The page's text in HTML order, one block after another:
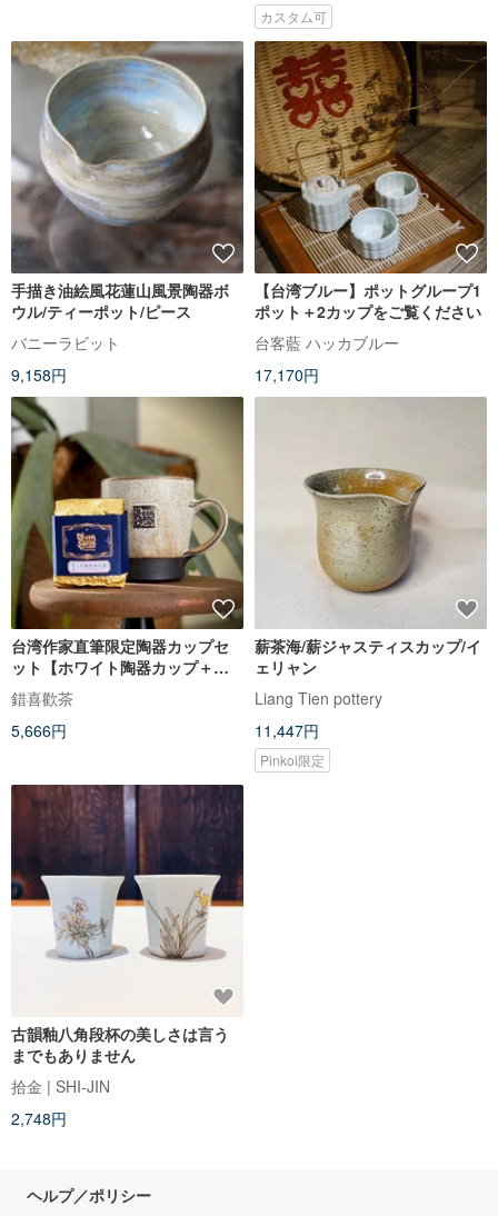
カスタム可
手描き油絵風花蓮山風景陶器ボ
ウル/ティーポット/ピース
バニーラビット
9,158円
【台湾ブルー】ポットグループ1
ポット＋2カップをご覧ください
台客藍 ハッカブルー
17,170円
台湾作家直筆限定陶器カップセ
ット【ホワイト陶器カップ＋完
熟烏龍茶】
錯喜歡茶
5,666円
薪茶海/薪ジャスティスカップ/イ
ェリャン
Liang Tien pottery
11,447円
Pinkoi限定
古韻釉八角段杯の美しさは言う
までもありません
拾金 | SHI-JIN
2,748円
ヘルプ／ポリシー